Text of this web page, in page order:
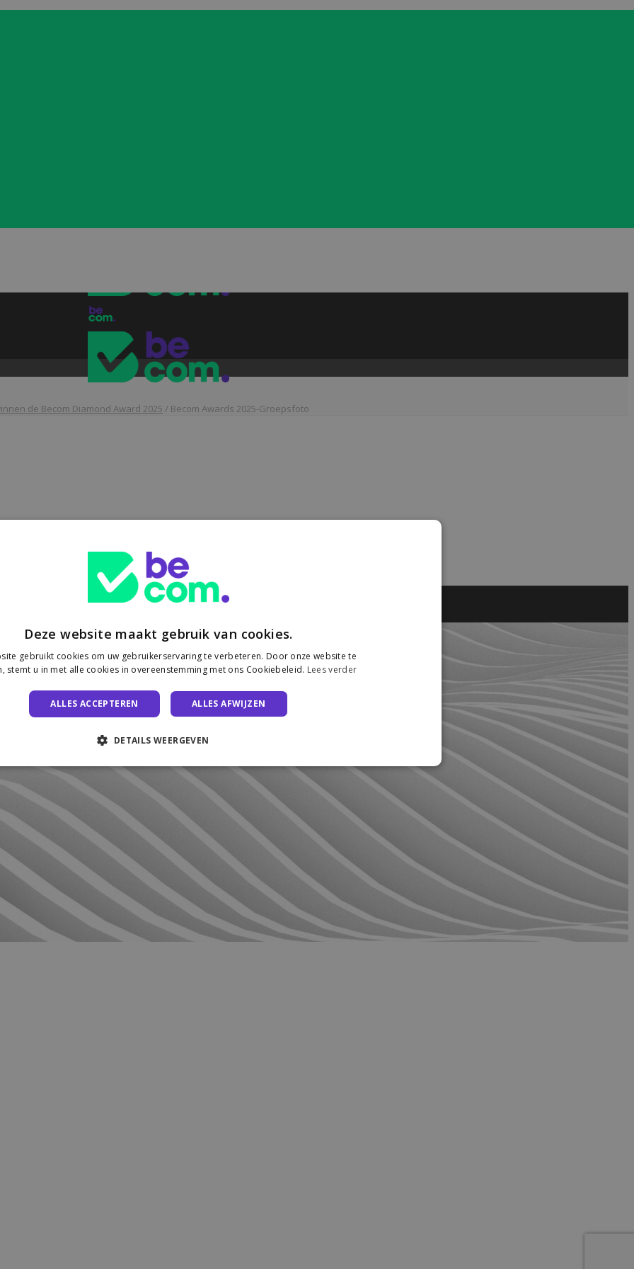
de Becom Diamond Award 2025 / Becom Awards 2025-Groepsfoto
Deze website maakt gebruik van cookies.
gebruikt cookies om uw gebruikerservaring te verbeteren. Door onze website te
stemt u in met alle cookies in overeenstemming met ons Cookiebeleid. Lees verder
ALLES ACCEPTEREN ALLES AFWIJZEN
DETAILS WEERGEVEN